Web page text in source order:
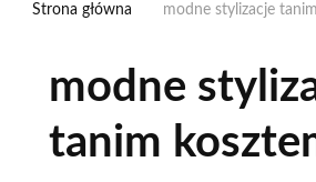
Strona główna modne stylizacje
modne
tanim